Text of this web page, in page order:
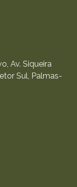
Av. Siqueira
Sul, Palmas-